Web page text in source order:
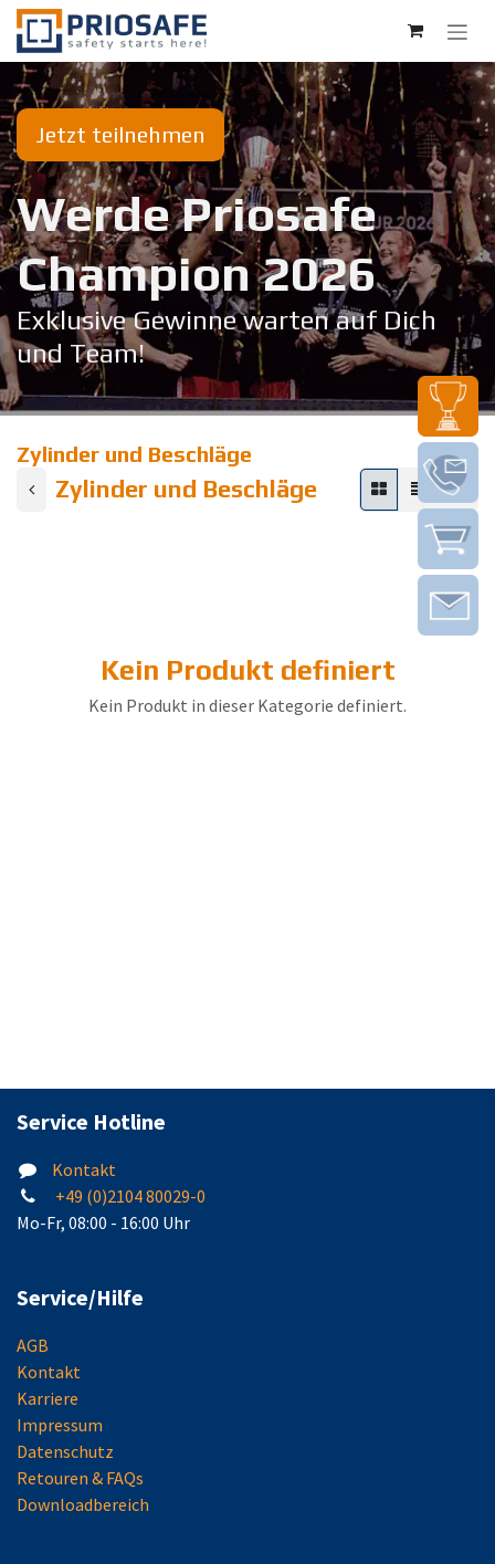
Zum Inhalt springen
Jetzt teilnehmen
Werde Priosafe
Champion 20​26
Exklusive Gewinne warten auf Dich
und Team!
Zylinder und Beschläge
Zylinder und Beschläge
Kein Produkt definiert
Kein Produkt in dieser Kategorie definiert.
Service Hotline
Kontakt
+49 (0)2104 80029-0
Mo-Fr, 08:00 - 16:00 Uhr
Service/Hilfe
AGB
Kontakt
Karriere
Impressum
Datenschutz
Retouren & FAQs
Downloadbereich